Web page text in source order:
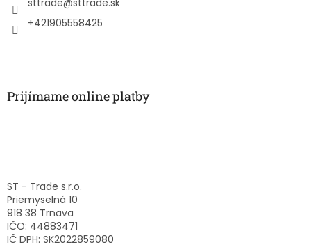
+421905558425
Prijímame online platby
ST - Trade s.r.o.
Priemyselná 10
918 38 Trnava
IČO: 44883471
IČ DPH: SK2022859080